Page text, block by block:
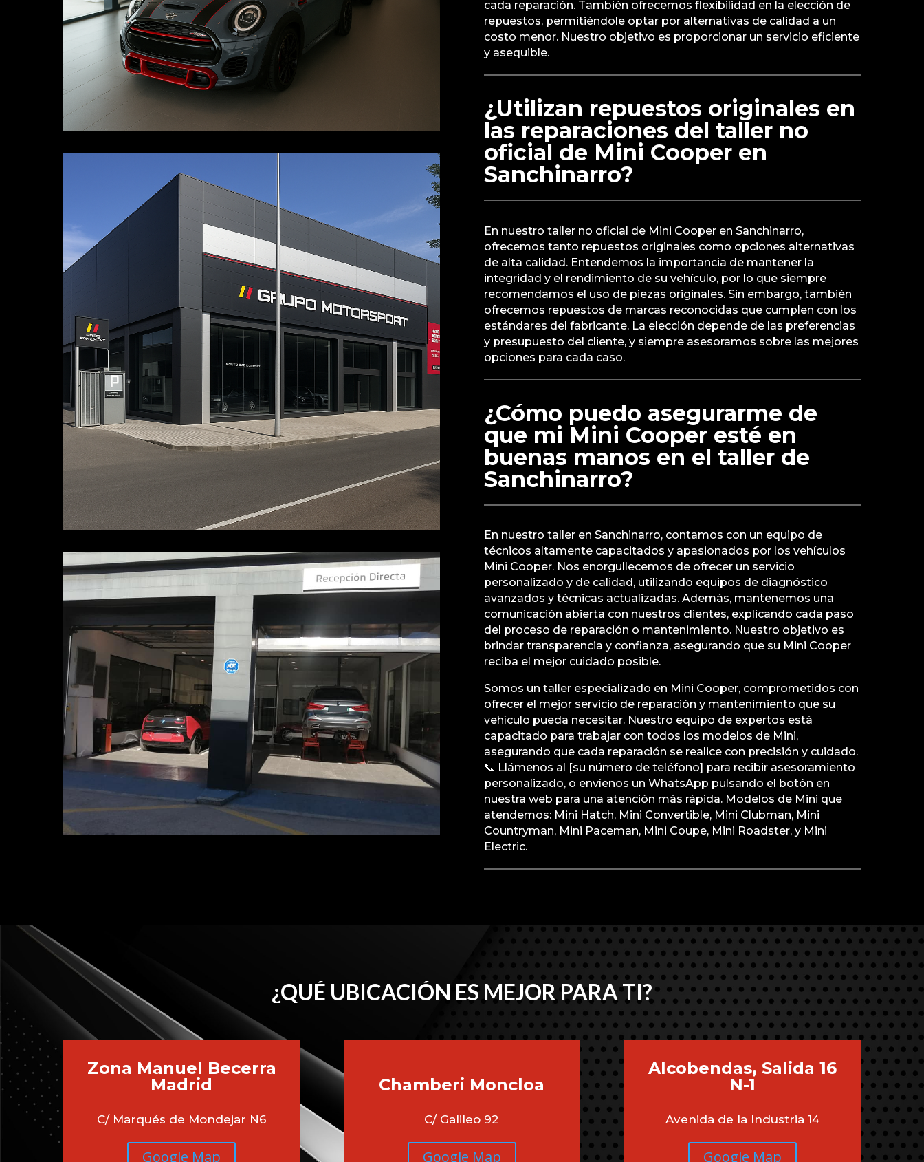
cada reparación. También ofrecemos flexibilidad en la elección de
repuestos, permitiéndole optar por alternativas de calidad a un
costo menor. Nuestro objetivo es proporcionar un servicio eficiente
y asequible.
¿Utilizan repuestos originales en
las reparaciones del taller no
oficial de Mini Cooper en
Sanchinarro?
En nuestro taller no oficial de Mini Cooper en Sanchinarro,
ofrecemos tanto repuestos originales como opciones alternativas
de alta calidad. Entendemos la importancia de mantener la
integridad y el rendimiento de su vehículo, por lo que siempre
recomendamos el uso de piezas originales. Sin embargo, también
ofrecemos repuestos de marcas reconocidas que cumplen con los
estándares del fabricante. La elección depende de las preferencias
y presupuesto del cliente, y siempre asesoramos sobre las mejores
opciones para cada caso.
¿Cómo puedo asegurarme de
que mi Mini Cooper esté en
buenas manos en el taller de
Sanchinarro?
En nuestro taller en Sanchinarro, contamos con un equipo de
técnicos altamente capacitados y apasionados por los vehículos
Mini Cooper. Nos enorgullecemos de ofrecer un servicio
personalizado y de calidad, utilizando equipos de diagnóstico
avanzados y técnicas actualizadas. Además, mantenemos una
comunicación abierta con nuestros clientes, explicando cada paso
del proceso de reparación o mantenimiento. Nuestro objetivo es
brindar transparencia y confianza, asegurando que su Mini Cooper
reciba el mejor cuidado posible.
Somos un taller especializado en Mini Cooper, comprometidos con
ofrecer el mejor servicio de reparación y mantenimiento que su
vehículo pueda necesitar. Nuestro equipo de expertos está
capacitado para trabajar con todos los modelos de Mini,
asegurando que cada reparación se realice con precisión y cuidado.
📞 Llámenos al [su número de teléfono] para recibir asesoramiento
personalizado, o envíenos un WhatsApp pulsando el botón en
nuestra web para una atención más rápida. Modelos de Mini que
atendemos: Mini Hatch, Mini Convertible, Mini Clubman, Mini
Countryman, Mini Paceman, Mini Coupe, Mini Roadster, y Mini
Electric.
¿QUÉ UBICACIÓN ES MEJOR PARA TI?
Zona Manuel Becerra
Madrid
C/ Marqués de Mondejar N6
Google Map
Chamberi Moncloa
C/ Galileo 92
Google Map
Alcobendas, Salida 16
N-1
Avenida de la Industria 14
Google Map